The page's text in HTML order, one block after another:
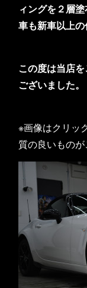
ィングを２層
車も新車以上の
この度は当店
ございました。
※画像はクリッ
質の良いものが